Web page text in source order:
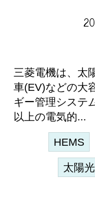
三菱電機は、太
車(EV)などの大
ギー管理システ
以上の電気的...
HEMS
太陽